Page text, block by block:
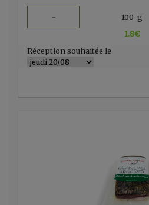
- 100 g
1.8€
Réception souhaitée le